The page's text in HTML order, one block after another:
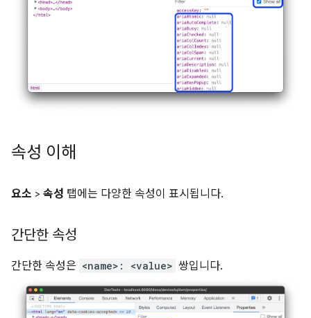
속성 이해
요소 > 속성 탭에는 다양한 속성이 표시됩니다.
간단한 속성
간단한 속성은 <name>: <value> 쌍입니다.